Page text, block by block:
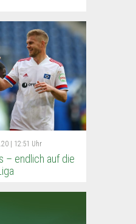
| 12:51 Uhr
– endlich auf die